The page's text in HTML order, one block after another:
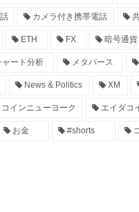
カメラ付き携帯電話
ETH FX 暗号通貨
ャート分析 メタバース
News & Politics XM
コインニューヨーク エイダコ
お金 #shorts